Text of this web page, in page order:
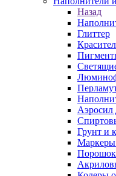
Назад
Глиттер
Аэросил
Грунт и
Маркеры
Порошок